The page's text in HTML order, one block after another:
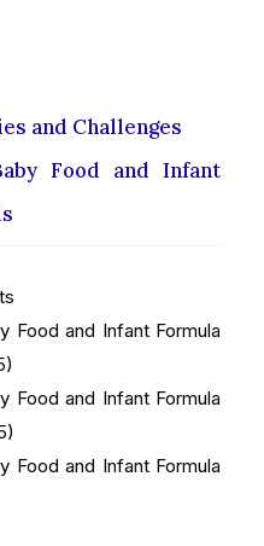
and Challenges
Food and Infant
and Infant Formula
and Infant Formula
and Infant Formula